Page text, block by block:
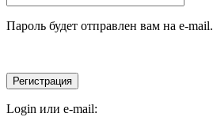
Пароль будет отправлен вам на e-mail.
Login или e-mail: